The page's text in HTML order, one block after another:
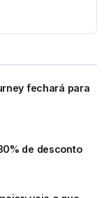
fechará para
de desconto